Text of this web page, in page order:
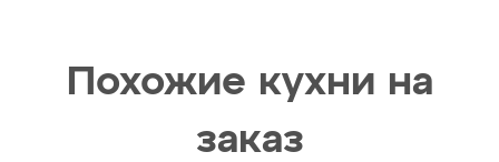
Похожие кухни на
заказ